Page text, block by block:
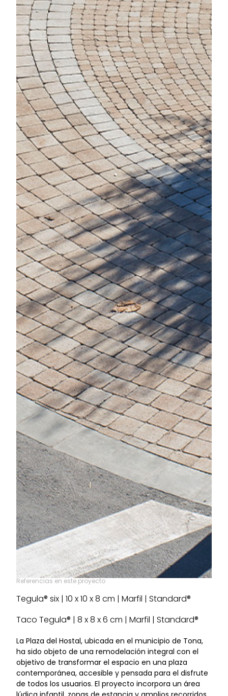
Referencias en este proyecto
Tegula® six | 10 x 10 x 8 cm | Marfil | Standard®
Taco Tegula® | 8 x 8 x 6 cm | Marfil | Standard®
La Plaza del Hostal, ubicada en el municipio de Tona,
ha sido objeto de una remodelación integral con el
objetivo de transformar el espacio en una plaza
contemporánea, accesible y pensada para el disfrute
de todos los usuarios. El proyecto incorpora un área